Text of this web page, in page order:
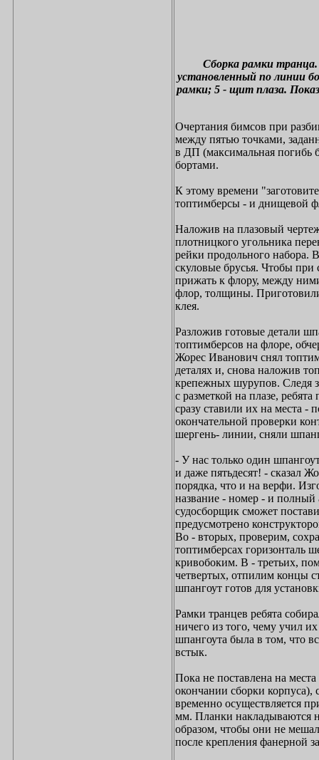
Сборка рамки
установленный по линии
рамки; 5 - щит плаза.
Очертания бимсов при
между пятью точками,
в ДП (максимальная погибь
бортами.
К этому времени
топтимберсы - и днищевой
Наложив на плазовый
плотницкого угольника
рейки продольного набора.
скуловые брусья. Чтобы
прижать к флору, между
флор, толщины.
клея.
Разложив готовые детали
топтимберсов на флоре,
Жорес Иванович снял
деталях и, снова наложив
крепежных шурупов. Следя
с разметкой на плазе,
сразу ставили их на места
окончательной проверки
шергень- линии, сняли
- У нас только один
и даже пятьдесят! - сказал
порядка, что и на верфи.
название - номер - и полный
судосборщик сможет
предусмотрено
Во - вторых, проверим,
топтимберсах горизонталь
кривобоким. В - третьих,
четвертых, отпилим концы
шпангоут готов для
Рамки транцев ребята
ничего из того, чему учил
шпангоута была в том, что
встык.
Пока не поставлена на
окончании сборки
временно осуществляется
мм. Планки накладываются
образом, чтобы они не
после крепления фанерной